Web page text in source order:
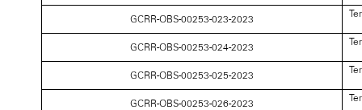
GCRR-OBS-00253-023-2023
GCRR-OBS-00253-024-2023
GCRR-OBS-00253-025-2023
GCRR-OBS-00253-026-2023